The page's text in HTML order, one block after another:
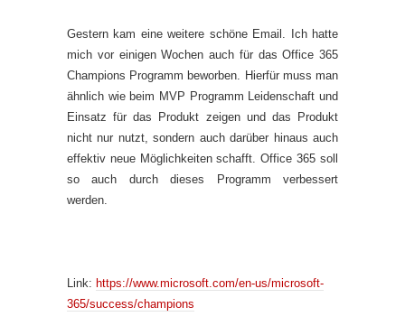
Gestern kam eine weitere schöne Email. Ich hatte
mich vor einigen Wochen auch für das Office 365
Champions Programm beworben. Hierfür muss man
ähnlich wie beim MVP Programm Leidenschaft und
Einsatz für das Produkt zeigen und das Produkt
nicht nur nutzt, sondern auch darüber hinaus auch
effektiv neue Möglichkeiten schafft. Office 365 soll
so auch durch dieses Programm verbessert
werden.
Link: https://www.microsoft.com/en-us/microsoft-
365/success/champions